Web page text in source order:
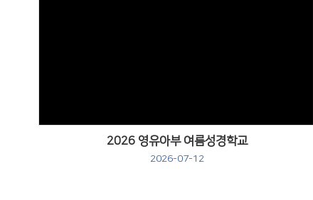
2026 영유아부 여름성경학교
2026-07-12